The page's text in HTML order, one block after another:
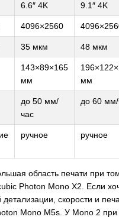
6.6″ 4K 9.1″ 4K
4096×2560
35 мкм 48 мкм
143×89×165
мм
мм
до 50 мм/
час
до 60 мм/
ручное ручное
область печати при
Photon Mono X2. Если
скорости и
Mono M5s. У Mono 2